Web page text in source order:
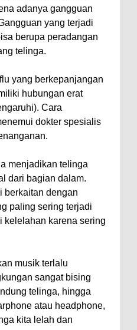
adanya gangguan
yang terjadi
berupa peradangan
telinga.
yang berkepanjangan
hubungan erat
Cara
dokter spesialis
menjadikan telinga
dari bagian dalam.
berkaitan dengan
paling sering terjadi
kelelahan karena sering
musik terlalu
sangat bising
telinga, hingga
atau headphone,
kita lelah dan